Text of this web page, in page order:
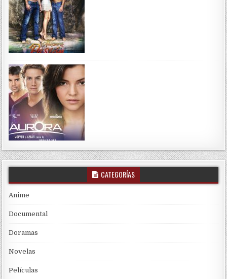
CATEGORÍAS
Anime
Documental
Doramas
Novelas
Películas